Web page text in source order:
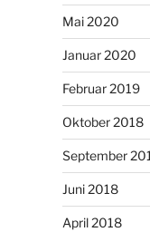
Mai 2020
Januar 2020
Februar 2019
Oktober 2018
September
Juni 2018
April 2018